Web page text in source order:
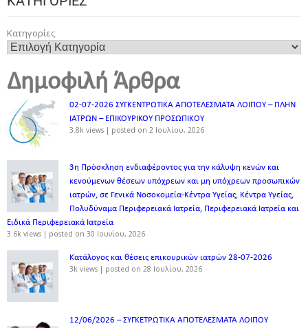
Κατηγορίες
Δημοφιλή Άρθρα
02-07-2026 ΣΥΓΚΕΝΤΡΩΤΙΚΑ ΑΠΟΤΕΛΕΣΜΑΤΑ ΛΟΙΠΟΥ – ΠΛΗΝ
ΙΑΤΡΩΝ – ΕΠΙΚΟΥΡΙΚΟΥ ΠΡΟΣΩΠΙΚOY
3.8k views | posted on 2 Ιουλίου, 2026
3η Πρόσκληση ενδιαφέροντος για την κάλυψη κενών και
κενούμενων θέσεων υπόχρεων και μη υπόχρεων προσωπικών
ιατρών, σε Γενικά Νοσοκομεία-Κέντρα Υγείας, Κέντρα Υγείας,
Πολυδύναμα Περιφερειακά Ιατρεία, Περιφερειακά Ιατρεία και
Ειδικά Περιφερειακά Ιατρεία
3.6k views | posted on 30 Ιουνίου, 2026
Κατάλογος και θέσεις επικουρικών ιατρών 28-07-2026
3k views | posted on 28 Ιουλίου, 2026
12/06/2026 – ΣΥΓΚΕΤΡΩΤΙΚΑ ΑΠΟΤΕΛΕΣΜΑΤΑ ΛΟΙΠΟΥ